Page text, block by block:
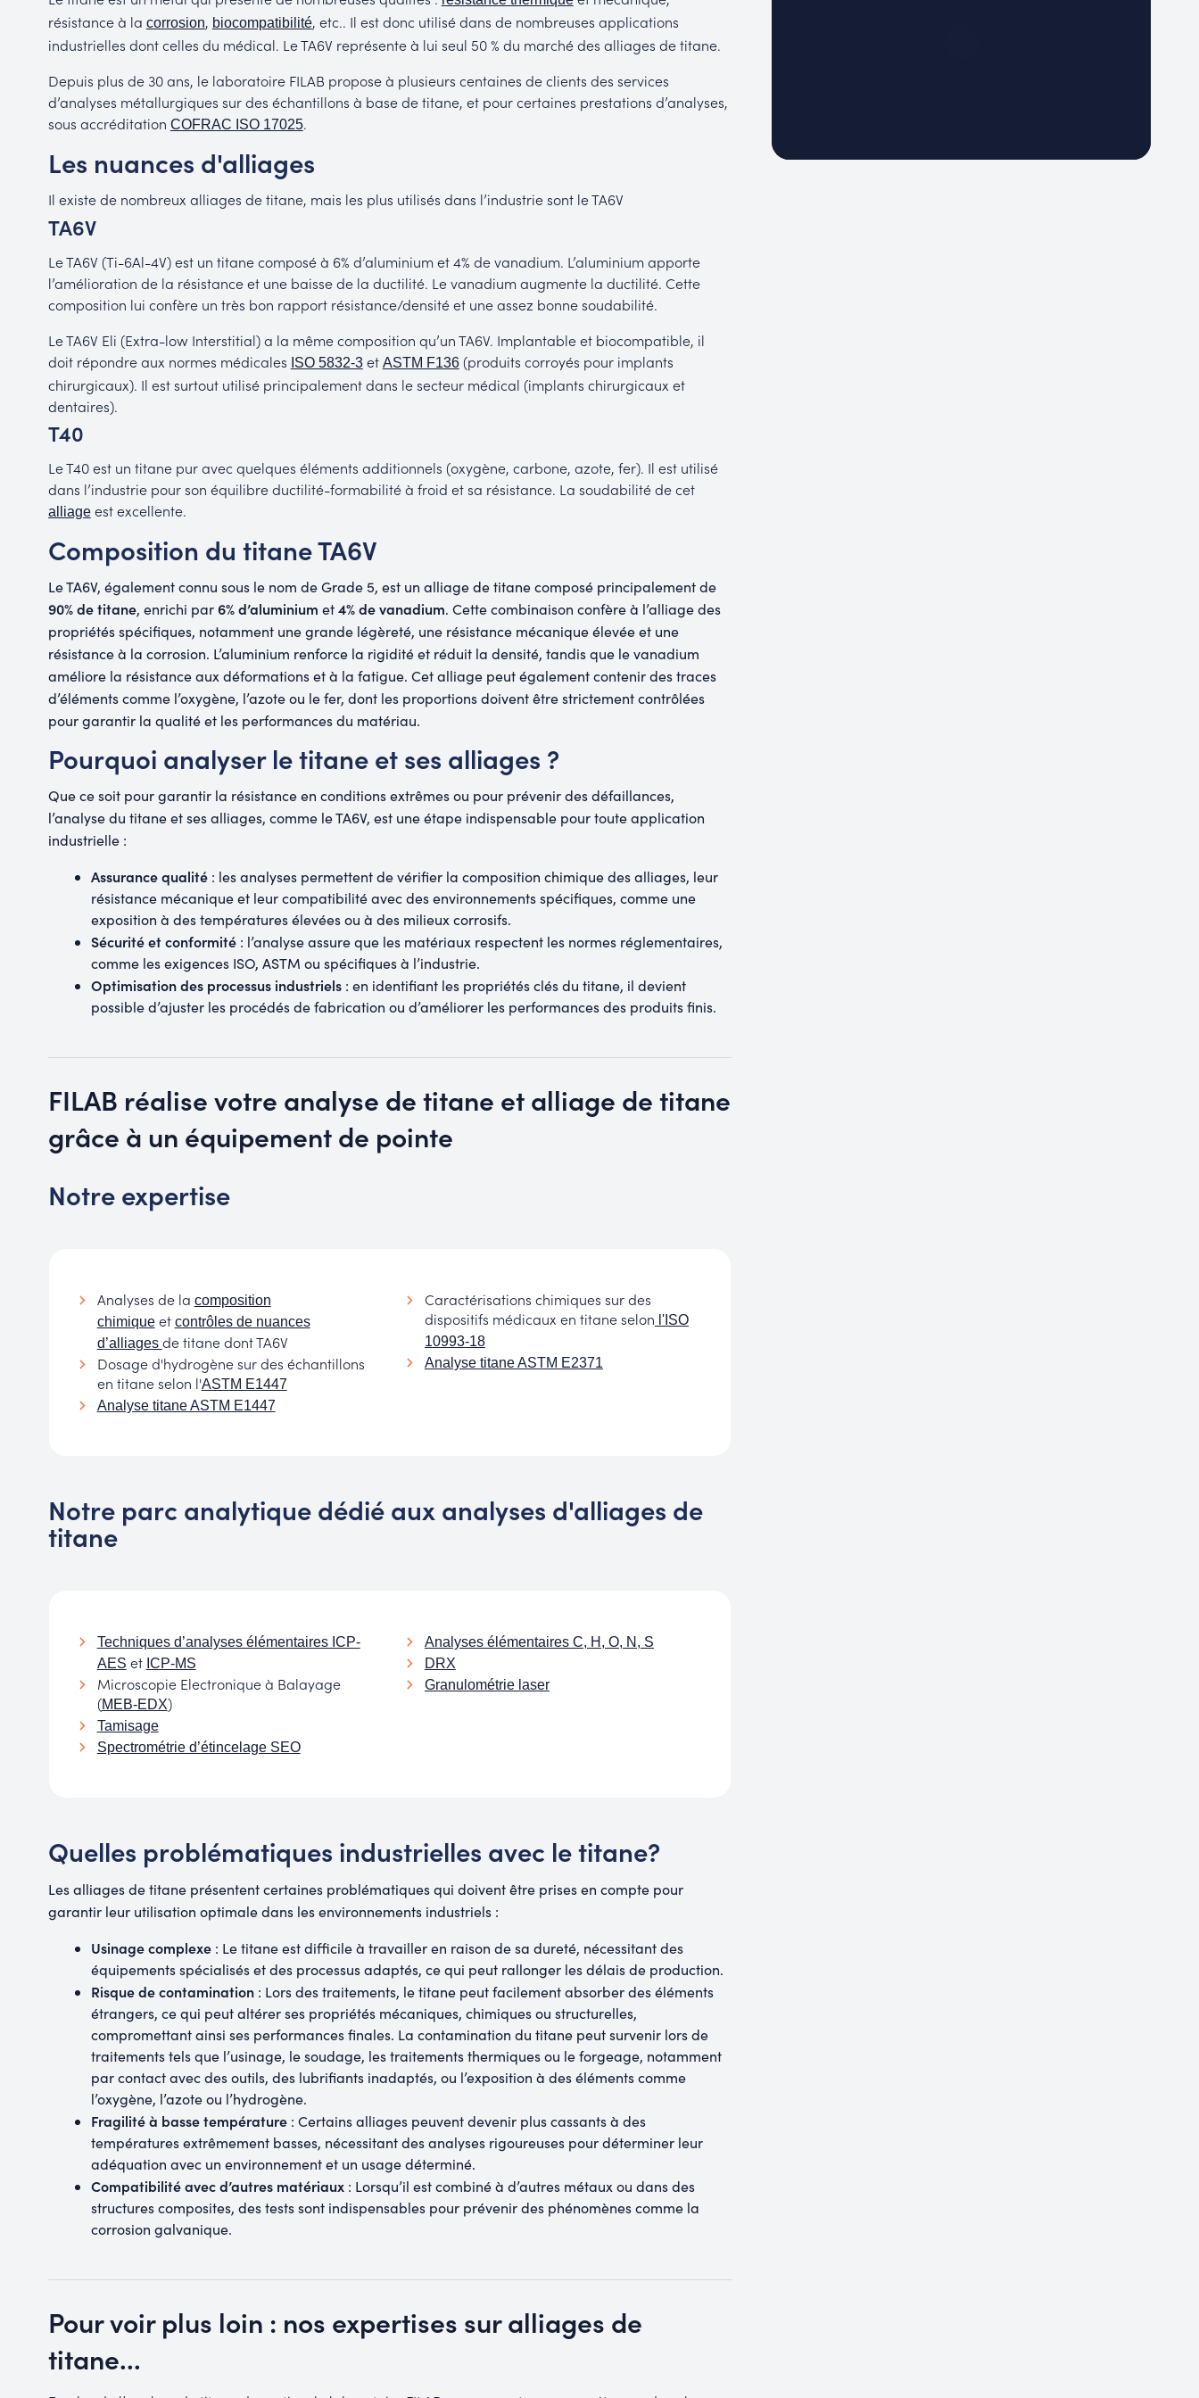
résistance à la corrosion, biocompatibilité, etc.. Il est donc utilisé dans de nombreuses applications
industrielles dont celles du médical. Le TA6V représente à lui seul 50 % du marché des alliages de titane.
Depuis plus de 30 ans, le laboratoire FILAB propose à plusieurs centaines de clients des services
d’analyses métallurgiques sur des échantillons à base de titane, et pour certaines prestations d’analyses,
sous accréditation COFRAC ISO 17025.
Les nuances d'alliages
Il existe de nombreux alliages de titane, mais les plus utilisés dans l’industrie sont le TA6V
TA6V
Le TA6V (Ti-6Al-4V) est un titane composé à 6% d’aluminium et 4% de vanadium. L’aluminium apporte
l’amélioration de la résistance et une baisse de la ductilité. Le vanadium augmente la ductilité. Cette
composition lui confère un très bon rapport résistance/densité et une assez bonne soudabilité.
Le TA6V Eli (Extra-low Interstitial) a la même composition qu’un TA6V. Implantable et biocompatible, il
doit répondre aux normes médicales ISO 5832-3et ASTM F136(produits corroyés pour implants
chirurgicaux). Il est surtout utilisé principalement dans le secteur médical (implants chirurgicaux et
dentaires).
T40
Le T40 est un titane pur avec quelques éléments additionnels (oxygène, carbone, azote, fer). Il est utilisé
dans l’industrie pour son équilibre ductilité-formabilité à froid et sa résistance. La soudabilité de cet
alliageest excellente.
Composition du titane TA6V
Le TA6V, également connu sous le nom de Grade 5, est un alliage de titane composé principalement de
90% de titane, enrichi par6% d’aluminium et4% de vanadium. Cette combinaison confère à l’alliage des
propriétés spécifiques, notamment une grande légèreté, une résistance mécanique élevée et une
résistance à la corrosion. L’aluminium renforce la rigidité et réduit la densité, tandis que le vanadium
améliore la résistance aux déformations et à la fatigue. Cet alliage peut également contenir des traces
d’éléments comme l’oxygène, l’azote ou le fer, dont les proportions doivent être strictement contrôlées
pour garantir la qualité et les performances du matériau.
Pourquoi analyser le titane et ses alliages ?
Que ce soit pour garantir la résistance en conditions extrêmes ou pour prévenir des défaillances,
l’analyse du titane et ses alliages, comme le TA6V, est une étape indispensable pour toute application
industrielle :
Assurance qualité: les analyses permettent de vérifier la composition chimique des alliages, leur
résistance mécanique et leur compatibilité avec des environnements spécifiques, comme une
exposition à des températures élevées ou à des milieux corrosifs.
Sécurité et conformité: l’analyse assure que les matériaux respectent les normes réglementaires,
comme les exigences ISO, ASTM ou spécifiques à l’industrie.
Optimisation des processus industriels: en identifiant les propriétés clés du titane, il devient
possible d’ajuster les procédés de fabrication ou d’améliorer les performances des produits finis.
FILAB réalise votre analyse de titane et alliage de titane
grâce à un équipement de pointe
Notre expertise
Analyses de la composition
chimiqueet contrôles de nuances
d’alliages de titane dont TA6V
Dosage d'hydrogène sur des échantillons
en titane selon l'ASTM E1447
Analyse titane ASTM E1447
Caractérisations chimiques sur des
dispositifs médicaux en titane selon l'ISO
10993-18
Analyse titane ASTM E2371
Notre parc analytique dédié aux analyses d'alliages de
titane
Techniques d’analyses élémentaires ICP-
AES et ICP-MS
Microscopie Electronique à Balayage
(MEB-EDX)
Tamisage
Spectrométrie d’étincelage SEO
Analyses élémentaires C, H, O, N, S
DRX
Granulométrie laser
Quelles problématiques industrielles avec le titane?
Les alliages de titane présentent certaines problématiques qui doivent être prises en compte pour
garantir leur utilisation optimale dans les environnements industriels :
Usinage complexe: Le titane est difficile à travailler en raison de sa dureté, nécessitant des
équipements spécialisés et des processus adaptés, ce qui peut rallonger les délais de production.
Risque de contamination: Lors des traitements, le titane peut facilement absorber des éléments
étrangers, ce qui peut altérer ses propriétés mécaniques, chimiques ou structurelles,
compromettant ainsi ses performances finales. La contamination du titane peut survenir lors de
traitements tels que l’usinage, le soudage, les traitements thermiques ou le forgeage, notamment
par contact avec des outils, des lubrifiants inadaptés, ou l’exposition à des éléments comme
l’oxygène, l’azote ou l’hydrogène.
Fragilité à basse température: Certains alliages peuvent devenir plus cassants à des
températures extrêmement basses, nécessitant des analyses rigoureuses pour déterminer leur
adéquation avec un environnement et un usage déterminé.
Compatibilité avec d’autres matériaux: Lorsqu’il est combiné à d’autres métaux ou dans des
structures composites, des tests sont indispensables pour prévenir des phénomènes comme la
corrosion galvanique.
Pour voir plus loin : nos expertises sur alliages de
titane...